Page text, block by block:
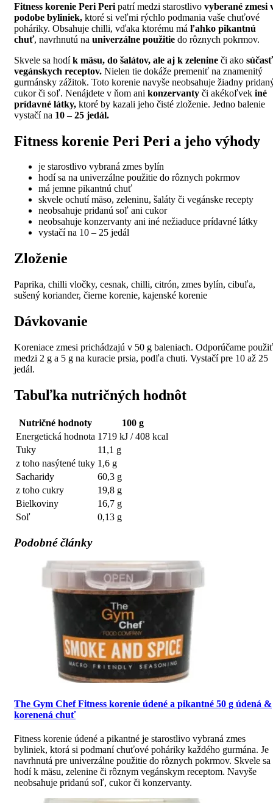
Fitness korenie Peri Peri patrí medzi starostlivo vyberané zmesi
podobe byliniek, ktoré si veľmi rýchlo podmania vaše chuťové
poháriky. Obsahuje chilli, vďaka ktorému má ľahko pikantnú
chuť, navrhnutú na univerzálne použitie do rôznych pokrmov.
Skvele sa hodík mäsu, do šalátov, ale aj k zelenine či ako súčasť
vegánskych receptov. Nielen tie dokáže premeniť na znamenitý
gurmánsky zážitok. Toto korenie navyše neobsahuje žiadny
cukor či soľ. Nenájdete v ňom ani konzervanty či akékoľvek iné
prídavné látky, ktoré by kazali jeho čisté zloženie. Jedno balenie
vystačí na 10 – 25 jedál.
Fitness korenie Peri Peri a jeho výhody
je starostlivo vybraná zmes bylín
hodí sa na univerzálne použitie do rôznych pokrmov
má jemne pikantnú chuť
skvele ochutí mäso, zeleninu, šaláty či vegánske recepty
neobsahuje pridanú soľ ani cukor
neobsahuje konzervanty ani iné nežiaduce prídavné látky
vystačí na 10 – 25 jedál
Zloženie
Paprika, chilli vločky, cesnak, chilli, citrón, zmes bylín, cibuľa,
sušený koriander, čierne korenie, kajenské korenie
Dávkovanie
Koreniace zmesi prichádzajú v 50 g baleniach. Odporúčame použiť
medzi 2 g a 5 g na kuracie prsia, podľa chuti. Vystačí pre 10 až 25
jedál.
Tabuľka nutričných hodnôt
Nutričné hodnoty
100 g
Energetická hodnota 1719 kJ / 408 kcal
Tuky
11,1 g
z toho nasýtené tuky 1,6 g
Sacharidy
60,3 g
z toho cukry
19,8 g
Bielkoviny
16,7 g
Soľ
0,13 g
Podobné články
The Gym Chef Fitness korenie údené a pikantné 50 g údená &
korenená chuť
Fitness korenie údené a pikantné je starostlivo vybraná zmes
byliniek, ktorá si podmaní chuťové poháriky každého gurmána. Je
navrhnutá pre univerzálne použitie do rôznych pokrmov. Skvele sa
hodí k mäsu, zelenine či rôznym vegánskym receptom. Navyše
neobsahuje pridanú soľ, cukor či konzervanty.